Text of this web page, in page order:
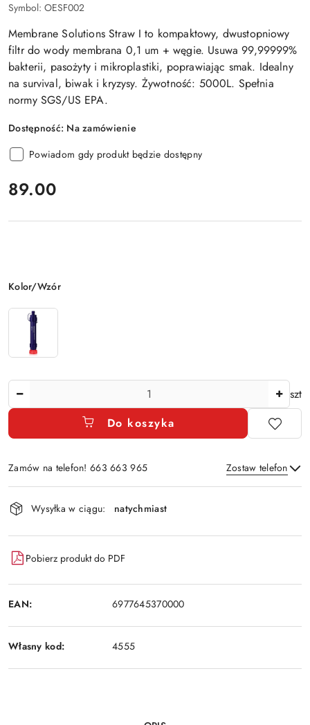
Symbol: OESF002
Membrane Solutions Straw I to kompaktowy, dwustopniowy
filtr do wody membrana 0,1 um + węgie. Usuwa 99,99999%
bakterii, pasożyty i mikroplastiki, poprawiając smak. Idealny
na survival, biwak i kryzysy. Żywotność: 5000L. Spełnia
normy SGS/US EPA.
Dostępność: Na zamówienie
Powiadom gdy produkt będzie dostępny
cena:
89.00
Wariant
Kolor/Wzór
szt
Do koszyka
Zamów na telefon! 663 663 965 Zostaw telefon
Dostępność
i
dostawa
Wysyłka w ciągu: natychmiast
Pobierz produkt do PDF
EAN: 6977645370000
Własny kod: 4555